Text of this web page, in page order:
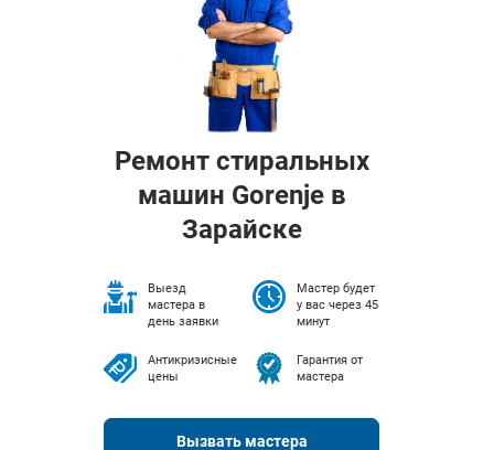
Ремонт стиральных
машин Gorenje в
Зарайске
Выезд
мастера в
день заявки
Мастер будет
у вас через 45
минут
Антикризисные
цены
Гарантия от
мастера
Вызвать мастера